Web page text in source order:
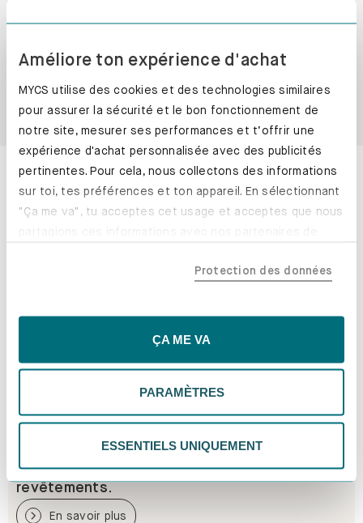
Améliore ton expérience d'achat
MYCS utilise des cookies et des technologies similaires
pour assurer la sécurité et le bon fonctionnement de
notre site, mesurer ses performances et t’offrir une
expérience d'achat personnalisée avec des publicités
pertinentes. Pour cela, nous collectons des informations
sur toi, tes préférences et ton appareil. En sélectionnant
"Ça me va", tu acceptes cet usage et acceptes que nous
tes données pourraient être traitées en dehors de l'UE,
essentiels, ce qui pourrait limiter les contenus
tes préférences. Tu peux modifier tes choix à tout
moment. Pour plus d'informations, consulte notre
politique de confidentialité.
Protection des données
ÇA ME VA
PARAMÈTRES
ESSENTIELS UNIQUEMENT
Service et paiement
Avis clients
Coup de projecteur sur les fonctionnalités
Toute une palette de couleurs et de
revêtements.
En savoir plus